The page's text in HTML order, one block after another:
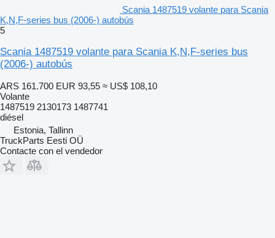
Scania 1487519 volante para Scania
K,N,F-series bus (2006-) autobús
5
Scania 1487519 volante para Scania K,N,F-series bus
(2006-) autobús
ARS 161.700 EUR 93,55 ≈ US$ 108,10
Volante
1487519 2130173 1487741
diésel
Estonia, Tallinn
TruckParts Eesti OÜ
Contacte con el vendedor